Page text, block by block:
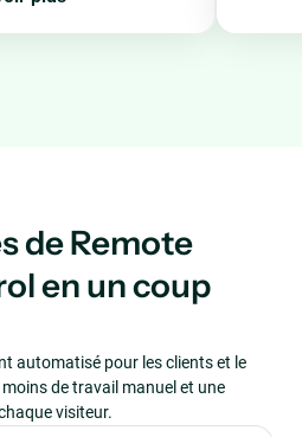
de Remote
en un coup
automatisé pour les clients et le
de travail manuel et une
visiteur.